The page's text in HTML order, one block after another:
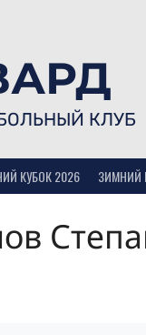
КЛУБ
КУБОК 2026 ЗИМНИЙ